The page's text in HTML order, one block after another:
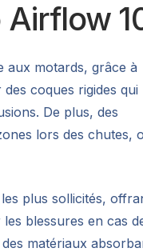
Airflow
aux motards, grâce à
coques rigides qui
De plus, des
lors des chutes,
plus sollicités,
blessures en cas
matériaux